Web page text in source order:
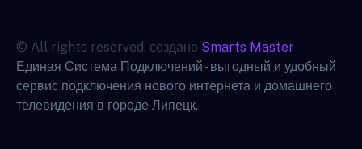
© All rights reserved. создано Smarts Master
Единая Система Подключений - выгодный и удобный
сервис подключения нового интернета и домашнего
телевидения в городе Липецк.